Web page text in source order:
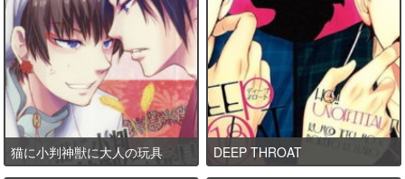
猫に小判神獣に大人の玩具 DEEP THROAT